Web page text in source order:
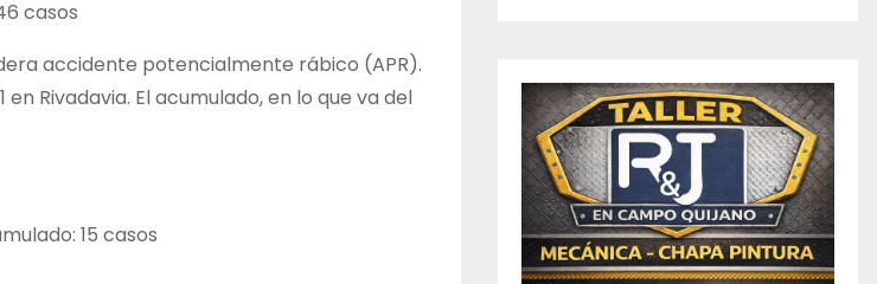
casos
accidente potencialmente rábico (APR).
Rivadavia. El acumulado, en lo que va del
15 casos